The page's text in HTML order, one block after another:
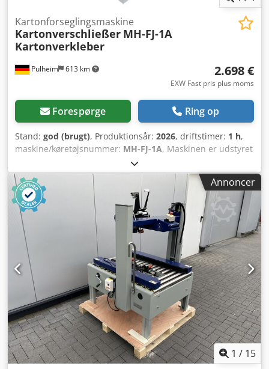
Pulheim 613 km
Kartonforseglingsmaskine
Kartonverschließer MH-FJ-1A
Kartonverkleber
2.698 €
EXW Fast pris plus moms
Forespørge Ring op
Stand: god (brugt), Produktionsår: 2026, driftstimer: 1 h,
maskine/køretøjsnummer: MH-FJ-1A, Maskinen er udstyret
med et side-drevbåndsystem samt et ekstra drivbånd i
maskinens øvre område. Fordelen ligger i stabiliteten –
høje kartoner kan dermed ikke vælte til siden. Kartontyper:
Længde 150 – ∞ mm Bredde 120 – 480 mm Dcjdpfx Aezr
Hm Sjg Uok Højde: 120 – 480 mm Tekniske data: Længde
1.090 mm Bredde 1.050 mm Vægt 200 kg Driftsspænding
220 V CE-mærkning Tilbehør: Til vores VOGEL kartonlukker-
program tilbyder vi løbehjul, ind- og udførselsborde samt
rullebaner.
Annoncer
1 / 15